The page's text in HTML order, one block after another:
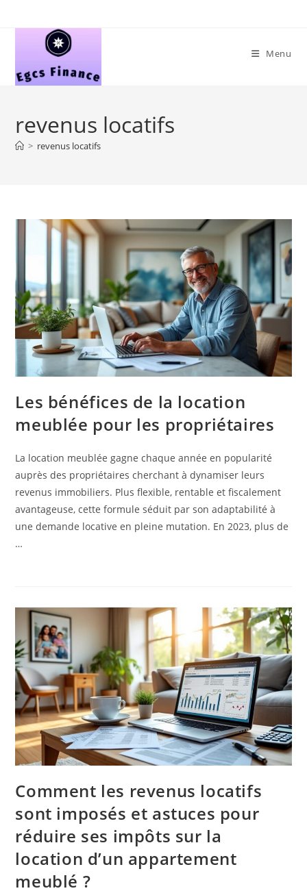
Menu
revenus locatifs
> revenus locatifs
Les bénéfices de la location
meublée pour les propriétaires
La location meublée gagne chaque année en popularité
auprès des propriétaires cherchant à dynamiser leurs
revenus immobiliers. Plus flexible, rentable et fiscalement
avantageuse, cette formule séduit par son adaptabilité à
une demande locative en pleine mutation. En 2023, plus de
…
Comment les revenus locatifs
sont imposés et astuces pour
réduire ses impôts sur la
location d’un appartement
meublé ?